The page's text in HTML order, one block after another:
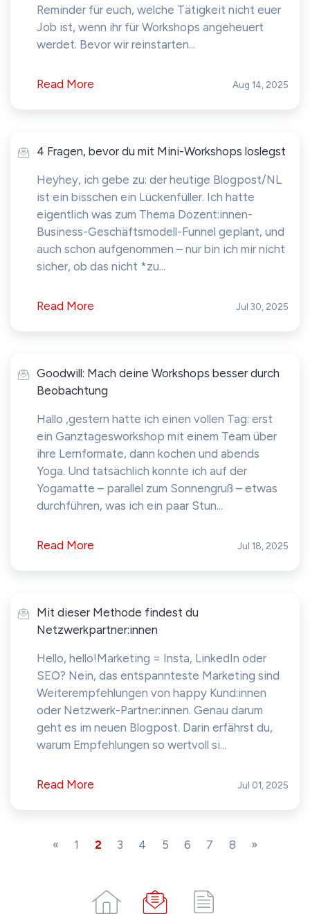
Reminder für euch, welche Tätigkeit nicht euer
Job ist, wenn ihr für Workshops angeheuert
werdet. Bevor wir reinstarten...
Read More Aug 14, 2025
4 Fragen, bevor du mit Mini-Workshops loslegst
Heyhey, ich gebe zu: der heutige Blogpost/NL
ist ein bisschen ein Lückenfüller. Ich hatte
eigentlich was zum Thema Dozent:innen-
Business-Geschäftsmodell-Funnel geplant, und
auch schon aufgenommen – nur bin ich mir nicht
sicher, ob das nicht *zu...
Read More Jul 30, 2025
Goodwill: Mach deine Workshops besser durch
Beobachtung
Hallo ,gestern hatte ich einen vollen Tag: erst
ein Ganztagesworkshop mit einem Team über
ihre Lernformate, dann kochen und abends
Yoga. Und tatsächlich konnte ich auf der
Yogamatte – parallel zum Sonnengruß – etwas
durchführen, was ich ein paar Stun...
Read More Jul 18, 2025
Mit dieser Methode findest du
Netzwerkpartner:innen
Hello, hello!Marketing = Insta, LinkedIn oder
SEO? Nein, das entspannteste Marketing sind
Weiterempfehlungen von happy Kund:innen
oder Netzwerk-Partner:innen. Genau darum
geht es im neuen Blogpost. Darin erfährst du,
warum Empfehlungen so wertvoll si...
Read More Jul 01, 2025
« 1 2 3 4 5 6 7 8 »